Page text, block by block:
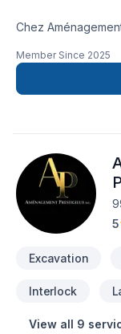
Chez
paysager,
Pavé uni,
l'occasion de
vos délais et votre
en réalité.
Member Since 2025
5
Excavation
Interlock
View all 9